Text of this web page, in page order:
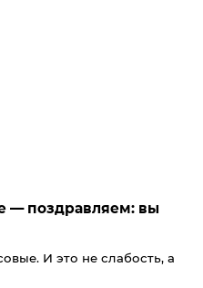
— поздравляем: вы
И это не слабость, а